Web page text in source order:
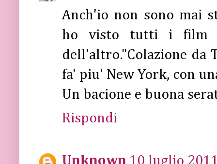
Anch'io non sono mai
ho visto tutti i film
dell'altro."Colazione da
fa' piu' New York, con
Un bacione e buona
Rispondi
Unknown 10 luglio